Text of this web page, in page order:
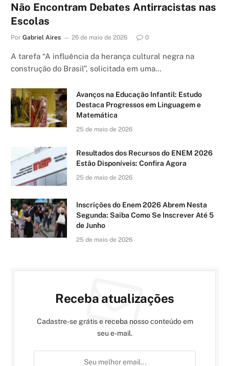
Não Encontram Debates Antirracistas nas
Escolas
Por Gabriel Aires 26 de maio de 2026 0
A tarefa “A influência da herança cultural negra na
construção do Brasil”, solicitada em uma…
Avanços na Educação Infantil: Estudo
Destaca Progressos em Linguagem e
Matemática
25 de maio de 2026
Resultados dos Recursos do ENEM 2026
Estão Disponíveis: Confira Agora
25 de maio de 2026
Inscrições do Enem 2026 Abrem Nesta
Segunda: Saiba Como Se Inscrever Até 5
de Junho
25 de maio de 2026
Receba atualizações
Cadastre-se grátis e receba nosso conteúdo em
seu e-mail.